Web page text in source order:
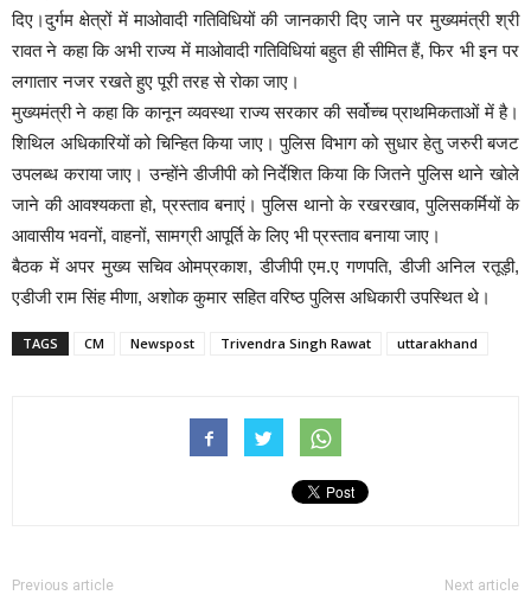
दिए।दुर्गम क्षेत्रों में माओवादी गतिविधियों की जानकारी दिए जाने पर मुख्यमंत्री श्री
रावत ने कहा कि अभी राज्य में माओवादी गतिविधियां बहुत ही सीमित हैं, फिर भी इन पर
लगातार नजर रखते हुए पूरी तरह से रोका जाए।
मुख्यमंत्री ने कहा कि कानून व्यवस्था राज्य सरकार की सर्वोच्च प्राथमिकताओं में है।
शिथिल अधिकारियों को चिन्हित किया जाए। पुलिस विभाग को सुधार हेतु जरुरी बजट
उपलब्ध कराया जाए। उन्होंने डीजीपी को निर्देशित किया कि जितने पुलिस थाने खोले
जाने की आवश्यकता हो, प्रस्ताव बनाएं। पुलिस थानो के रखरखाव, पुलिसकर्मियों के
आवासीय भवनों, वाहनों, सामग्री आपूर्ति के लिए भी प्रस्ताव बनाया जाए।
बैठक में अपर मुख्य सचिव ओमप्रकाश, डीजीपी एम.ए गणपति, डीजी अनिल रतूड़ी,
एडीजी राम सिंह मीणा, अशोक कुमार सहित वरिष्ठ पुलिस अधिकारी उपस्थित थे।
TAGS CM Newspost Trivendra Singh Rawat uttarakhand
Previous article Next article